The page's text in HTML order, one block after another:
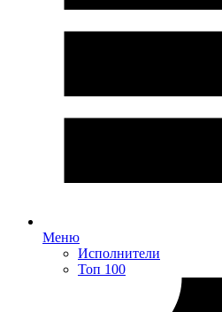
Меню
Исполнители
Топ 100